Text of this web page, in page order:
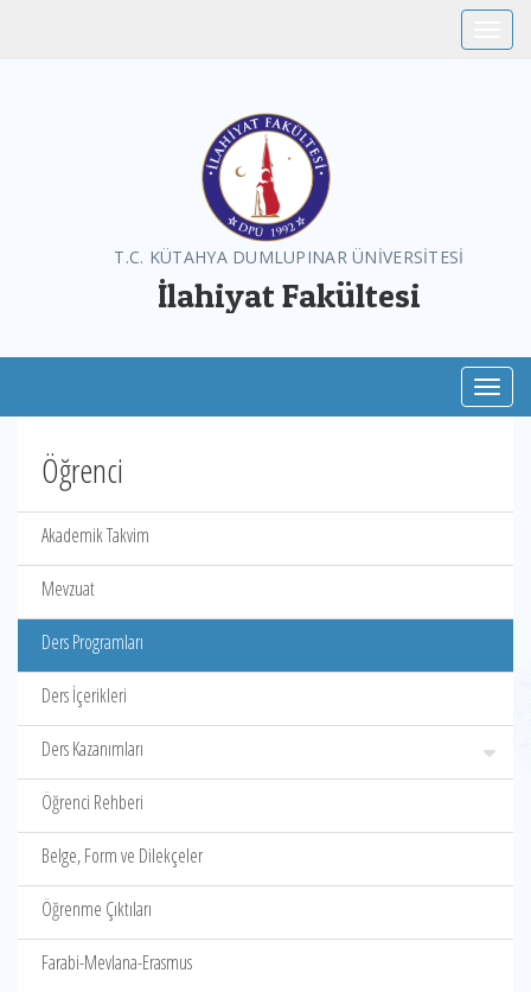
T.C. KÜTAHYA DUMLUPINAR ÜNİVERSİTESİ
İlahiyat Fakültesi
Öğrenci
Akademik Takvim
Mevzuat
Ders Programları
Ders İçerikleri
Ders Kazanımları
Öğrenci Rehberi
Belge, Form ve Dilekçeler
Öğrenme Çıktıları
Farabi-Mevlana-Erasmus